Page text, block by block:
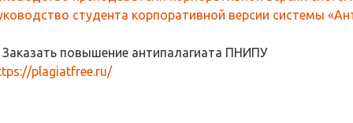
студента корпоративной версии системы
Заказать повышение антипалагиата ПНИПУ
plagiatfree.ru/